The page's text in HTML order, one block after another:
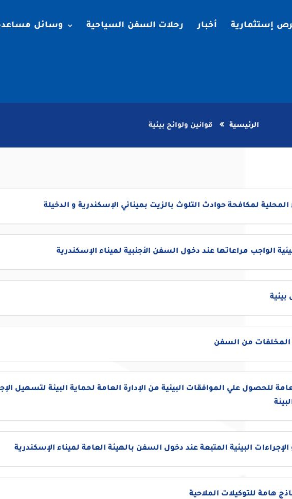
إستثمارية أخبار رحلات السفن السياحية وسائل
الرئيسية قوانين ولوائح بيئية
لمكافحة حوادث التلوث بالزيت بمينائي الإسكندرية و الدخيلة
الواجب مراعاتها عند دخول السفن الأجنبية لميناء الإسكندرية
المخلفات من السفن
للحصول علي الموافقات البيئية من الإدارة العامة لحماية البيئة لتسهيل
البيئية المتبعة عند دخول السفن بالهيئة العامة لميناء الإسكندرية
هامة للتوكيلات الملاحية